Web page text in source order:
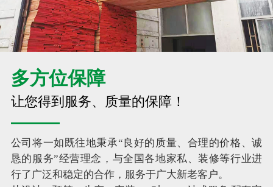
多方位保障
让您得到服务、质量的保障！
公司将一如既往地秉承“良好的质量、合理的价格、诚
恳的服务”经营理念，与全国各地家私、装修等行业进
行了广泛和稳定的合作，服务于广大新老客户。